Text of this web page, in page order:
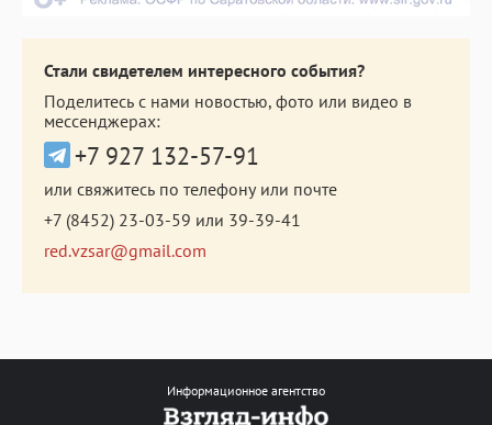
Стали свидетелем интересного события?
Поделитесь с нами новостью, фото или видео в
мессенджерах:
+7 927 132-57-91
или свяжитесь по телефону или почте
+7 (8452) 23-03-59 или 39-39-41
red.vzsar@gmail.com
Информационное агентство